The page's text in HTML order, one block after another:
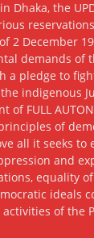
Dhaka, the
2 December
demands of
a pledge to
indigenous
of FULL
of
all it seeks to
and
equality
ideals
activities of the